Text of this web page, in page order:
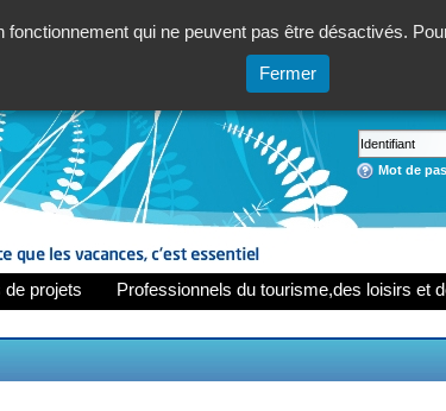
qui ne peuvent pas être désactivés.
Fermer
Mot de
de projets Professionnels du tourisme,des loisirs et